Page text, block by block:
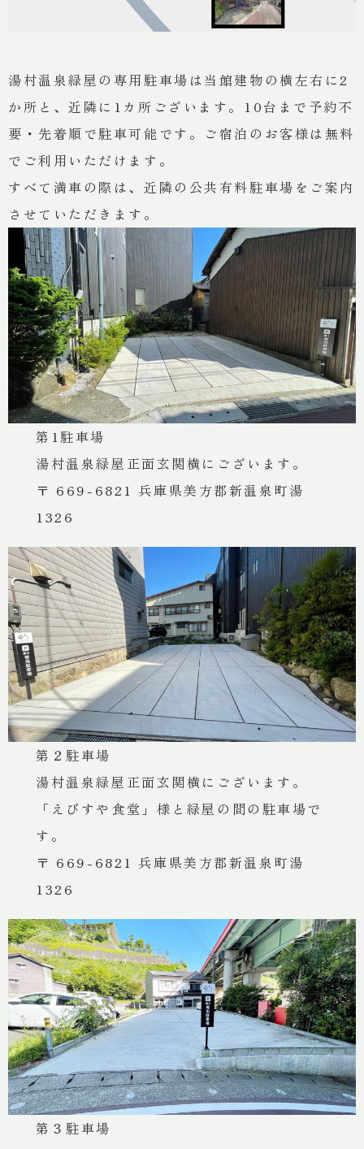
最新情報
宿泊予約
ご予約の確認・変更
グループ施設空室検索
お問い合わせ
宿一覧
鶴巻温泉 元湯陣屋
湯村温泉 緑屋
一泊一人
11,000円 ~
別所温泉 緑屋
一泊一人
15,000円 ~
三原庭園 緑屋
一泊一人
緑屋について
湯村温泉 緑屋 最新情報
English 简体中文 繁體中文 한국어
湯村温泉緑屋の専用駐車場は当館建物の横左右に2
か所と、近隣に1カ所ございます。10台まで予約不
要・先着順で駐車可能です。ご宿泊のお客様は無料
でご利用いただけます。
すべて満車の際は、近隣の公共有料駐車場をご案内
させていただきます。
第1駐車場
湯村温泉緑屋正面玄関横にございます。
〒 669-6821 兵庫県美方郡新温泉町湯
1326
第２駐車場
湯村温泉緑屋正面玄関横にございます。
「えびすや食堂」様と緑屋の間の駐車場で
す。
〒 669-6821 兵庫県美方郡新温泉町湯
1326
第３駐車場